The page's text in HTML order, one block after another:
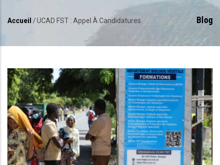
Blog
d'Ariane
Accueil /UCAD FST : Appel À Candidatures